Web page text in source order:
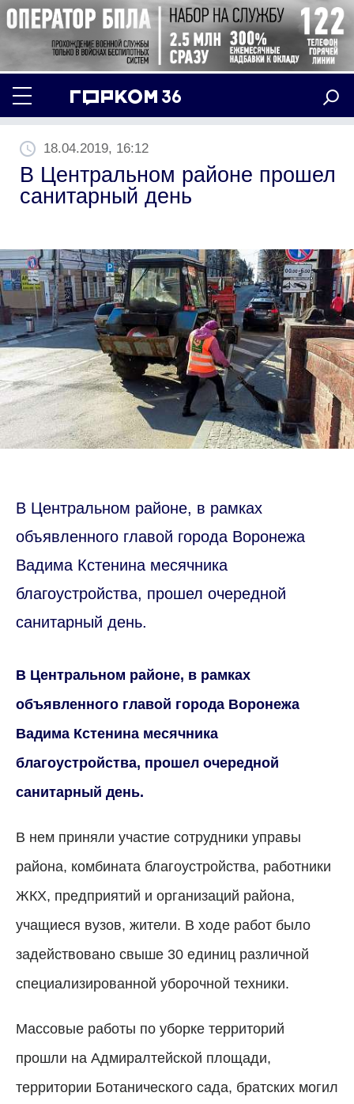
18.04.2019, 16:12
В Центральном районе прошел
санитарный день
В Центральном районе, в рамках
объявленного главой города Воронежа
Вадима Кстенина месячника
благоустройства, прошел очередной
санитарный день.
В Центральном районе, в рамках
объявленного главой города Воронежа
Вадима Кстенина месячника
благоустройства, прошел очередной
санитарный день.
В нем приняли участие сотрудники управы
района, комбината благоустройства, работники
ЖКХ, предприятий и организаций района,
учащиеся вузов, жители. В ходе работ было
задействовано свыше 30 единиц различной
специализированной уборочной техники.
Массовые работы по уборке территорий
прошли на Адмиралтейской площади,
территории Ботанического сада, братских могил